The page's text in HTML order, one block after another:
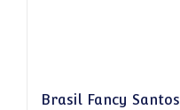
Brasil Fancy Santos